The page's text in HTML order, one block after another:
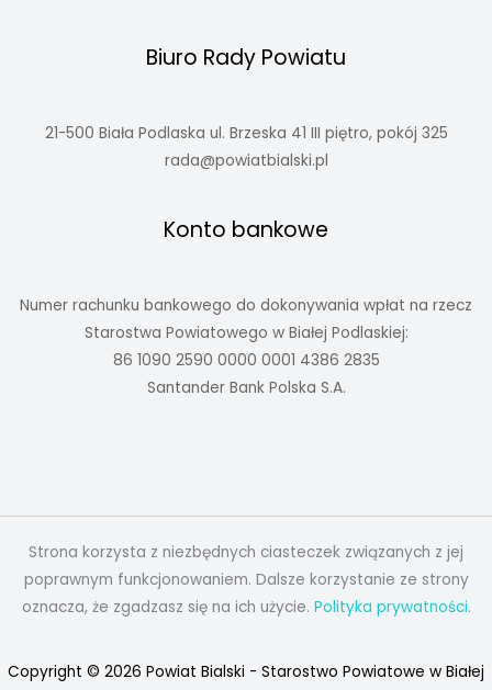
Biuro Rady Powiatu
21-500 Biała Podlaska ul. Brzeska 41 III piętro, pokój 325
rada@powiatbialski.pl
Konto bankowe
Numer rachunku bankowego do dokonywania wpłat na rzecz
Starostwa Powiatowego w Białej Podlaskiej:
86 1090 2590 0000 0001 4386 2835
Santander Bank Polska S.A.
Strona korzysta z niezbędnych ciasteczek związanych z jej
poprawnym funkcjonowaniem. Dalsze korzystanie ze strony
oznacza, że zgadzasz się na ich użycie. Polityka prywatności.
Copyright © 2026 Powiat Bialski - Starostwo Powiatowe w Białej